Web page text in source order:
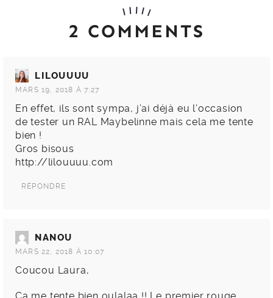
2 COMMENTS
LILOUUUU
MARS 19, 2018 À 7:27
En effet, ils sont sympa, j’ai déjà eu l’occasion
de tester un RAL Maybelinne mais cela me tente
bien !
Gros bisous
http://lilouuuu.com
RÉPONDRE
NANOU
MARS 22, 2018 À 10:07
Coucou Laura,